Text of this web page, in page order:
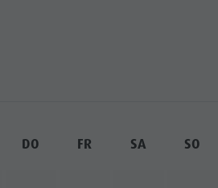
DO FR SA SO